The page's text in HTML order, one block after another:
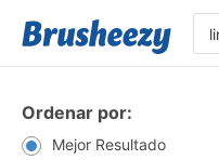
Ordenar por:
Mejor Resultado